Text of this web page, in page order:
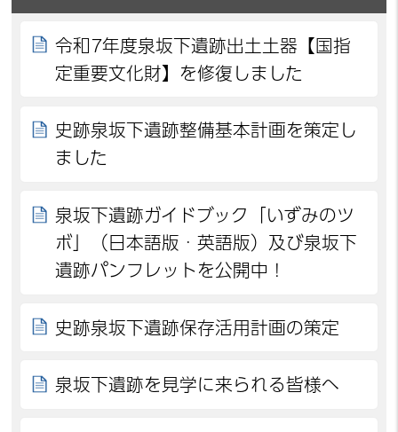
令和7年度泉坂下遺跡出土土器【国指
定重要文化財】を修復しました
史跡泉坂下遺跡整備基本計画を策定し
ました
泉坂下遺跡ガイドブック「いずみのツ
ボ」（日本語版・英語版）及び泉坂下
遺跡パンフレットを公開中！
史跡泉坂下遺跡保存活用計画の策定
泉坂下遺跡を見学に来られる皆様へ